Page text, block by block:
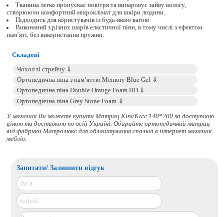
Тканина легко пропускає повітря та випаровує зайву вологу,
створюючи комфортний мікроклімат для шкіри людини.
Підходить для користувачів із будь-якою вагою
Виконаний з різних шарів еластичної піни, в тому числі з ефектом
пам’яті, без використання пружин.
Складові
У магазині Ви можете купити Матрац Kiss/Кісс 140*200 за доступною
ціною та доставкою по всій Україні. Обирайте ортопедичний матрац
від фабрики Матролюкс для облаштування спальні в інтернет магазині
меблів.
Запитати/ Залишити відгук